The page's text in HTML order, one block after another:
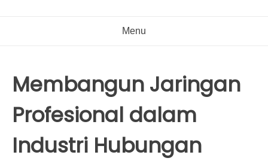
Menu
Membangun Jaringan
Profesional dalam
Industri Hubungan